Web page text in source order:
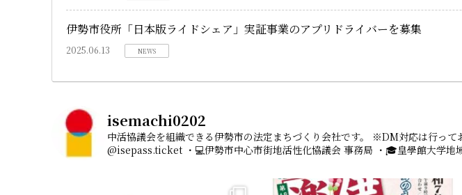
伊勢市役所「日本版ライドシェア」実証事業のアプリドライバーを募集
2025.06.13 NEWS
isemachi0202
中活協議会を組織できる伊勢市の法定まちづくり会社です。 ※DM対応は行って
@isepass.ticket ・💻伊勢市中心市街地活性化協議会 事務局 ・🎓皇學館大学地